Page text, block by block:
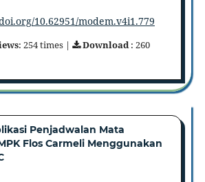
10.62951/modem.v4i1.779
: 254 times | Download: 260
Penjadwalan Mata
Flos Carmeli Menggunakan